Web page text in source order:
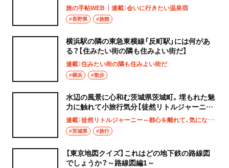
旅の手帖WEB 連載：会いに行きたい温泉宿
#長野県 #旅館
横浜駅の隣の東急東横線「反町駅」には何があ
る？【住みたい街の隣も住みよい街だ】
連載：住みたい街の隣も住みよい街だ
#横浜 #散歩
水辺の風景に心和む茨城県茨城町。埋もれた魅
力に触れて小旅行気分【徒然リトルジャーニ
ー】
連載：徒然リトルジャーニー～都心を離れて、気になる土地へ
#茨城県 #旅行
【東京地図クイズ】これはどの地下鉄の路線図
でしょうか？～路線図編1～